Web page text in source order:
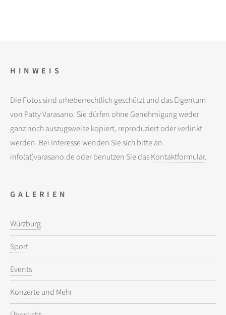
GALERIEN
Würzburg
Sport
Events
Konzerte und Mehr
HINWEIS
Die Fotos sind urheberrechtlich geschützt und das Eigentum
von Patty Varasano. Sie dürfen ohne Genehmigung weder
ganz noch auszugsweise kopiert, reproduziert oder verlinkt
werden. Bei Interesse wenden Sie sich bitte an
info(at)varasano.de oder benutzen Sie dasKontaktformular.